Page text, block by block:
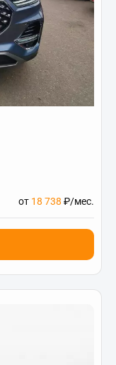
от 18 738 ₽/мес.